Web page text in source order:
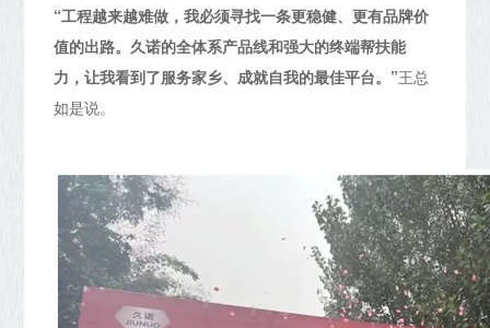
“工程越来越难做，我必须寻找一条更稳健、更有品牌价
值的出路。久诺的全体系产品线和强大的终端帮扶能
力，让我看到了服务家乡、成就自我的最佳平台。”王总
如是说。